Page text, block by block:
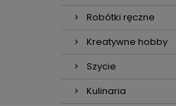
Robótki ręczne
Kreatywne hobby
Szycie
Kulinaria